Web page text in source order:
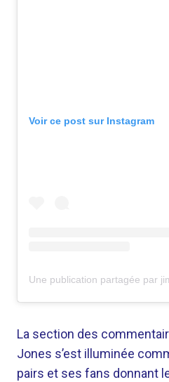
Voir ce post sur Instagram
La section des
Jones s’est illuminée
pairs et ses fans donnant